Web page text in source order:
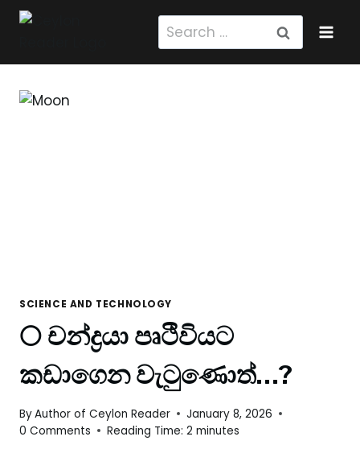
Skip
Search
for:
SCIENCE AND TECHNOLOGY
🌕 චන්ද්‍රයා පෘථිවියට
කඩාගෙන වැටුණොත්…?
ByAuthor of Ceylon Reader
January 8, 2026
0 Comments
Reading Time: 2 minutes